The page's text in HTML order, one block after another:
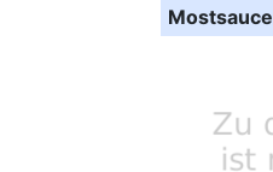
Mostsauce